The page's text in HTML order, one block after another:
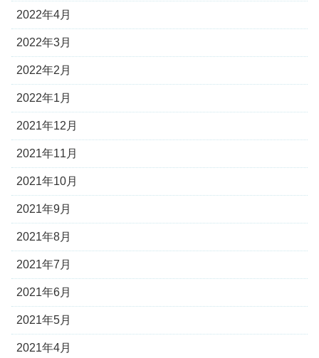
2022年4月
2022年3月
2022年2月
2022年1月
2021年12月
2021年11月
2021年10月
2021年9月
2021年8月
2021年7月
2021年6月
2021年5月
2021年4月